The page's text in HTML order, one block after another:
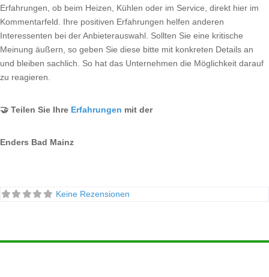
Erfahrungen, ob beim Heizen, Kühlen oder im Service, direkt hier im
Kommentarfeld. Ihre positiven Erfahrungen helfen anderen
Interessenten bei der Anbieterauswahl. Sollten Sie eine kritische
Meinung äußern, so geben Sie diese bitte mit konkreten Details an
und bleiben sachlich. So hat das Unternehmen die Möglichkeit darauf
zu reagieren.
🤝 Teilen Sie Ihre Erfahrungen mit der
Enders Bad Mainz
Keine Rezensionen